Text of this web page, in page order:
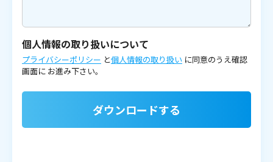
個人情報の取り扱いについて
プライバシーポリシー と個人情報の取り扱い に同意のうえ確認
画面に お進み下さい。
ダウンロードする